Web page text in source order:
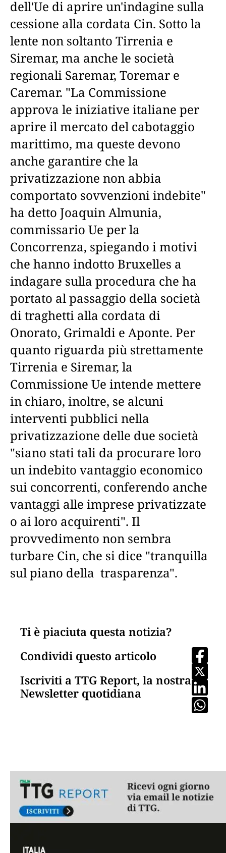
dell'Ue di aprire un'indagine sulla
cessione alla cordata Cin. Sotto la
lente non soltanto Tirrenia e
Siremar, ma anche le società
regionali Saremar, Toremar e
Caremar. "La Commissione
approva le iniziative italiane per
aprire il mercato del cabotaggio
marittimo, ma queste devono
anche garantire che la
privatizzazione non abbia
comportato sovvenzioni indebite"
ha detto Joaquin Almunia,
commissario Ue per la
Concorrenza, spiegando i motivi
che hanno indotto Bruxelles a
indagare sulla procedura che ha
portato al passaggio della società
di traghetti alla cordata di
Onorato, Grimaldi e Aponte. Per
quanto riguarda più strettamente
Tirrenia e Siremar, la
Commissione Ue intende mettere
in chiaro, inoltre, se alcuni
interventi pubblici nella
privatizzazione delle due società
"siano stati tali da procurare loro
un indebito vantaggio economico
sui concorrenti, conferendo anche
vantaggi alle imprese privatizzate
o ai loro acquirenti". Il
provvedimento non sembra
turbare Cin, che si dice "tranquilla
sul piano della trasparenza".
Ti è piaciuta questa notizia?
Condividi questo articolo
Iscriviti a TTG Report, la nostra
Newsletter quotidiana